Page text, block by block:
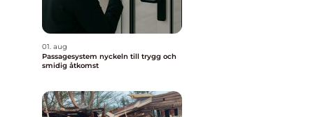
01. aug
Passagesystem nyckeln till trygg och
smidig åtkomst